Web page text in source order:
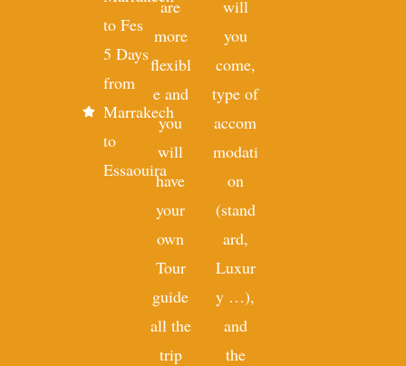
to Fes
5 Days
from
Marrakech
to
Essaouira
are
more
flexibl
e and
you
will
have
your
own
Tour
guide
all the
trip
will
you
come,
type of
accom
modati
on
(stand
ard,
Luxur
y …),
and
the